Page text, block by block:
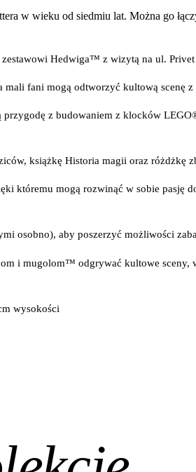
w wieku od siedmiu lat. Można go
Hedwiga™ z wizytą na ul.
fani mogą odtworzyć kultową scenę z
z budowaniem z klocków
książkę Historia magii oraz różdżkę
któremu mogą rozwinąć w sobie pasję
osobno), aby poszerzyć możliwości
i mugolom™ odgrywać kultowe sceny,
wysokości